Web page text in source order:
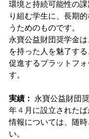
環境と持続可能性の
り組む学生に、長期
うためのものです。
永寶公益財団奨学金
を持った人を魅了す
促進するプラットフ
す。
実績： 永寶公益財団
年 4 月に設立された
情報については、随
い。